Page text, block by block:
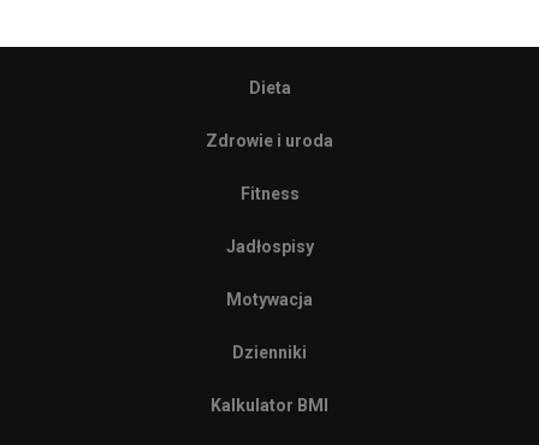
Dieta
Zdrowie i uroda
Fitness
Jadłospisy
Motywacja
Dzienniki
Kalkulator BMI